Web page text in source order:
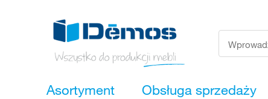
Asortyment Obsługa sprzedaży